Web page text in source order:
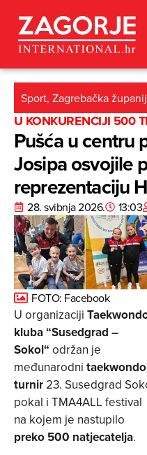
Sport, Zagrebačka
U KONKURENCIJI 500
Pušća u centru
Josipa osvojile
reprezentaciju
28. svibnja 2026. 13:03
FOTO: Facebook
U organizaciji
kluba “Susedgrad –
Sokol“ održan je
međunarodni taekwondo
turnir 23. Susedgrad
pokal i TMA4ALL festival
na kojem je nastupilo
preko 500 natjecatelja.